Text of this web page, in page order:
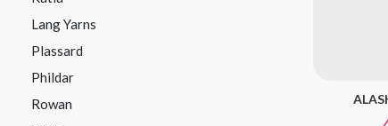
Lang Yarns
Plassard
Phildar
Rowan